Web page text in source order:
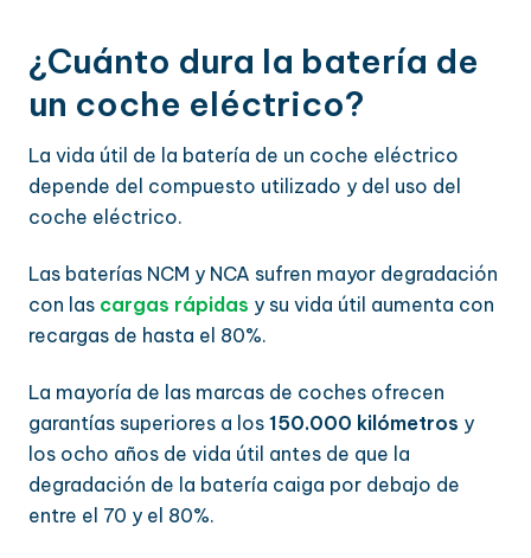
¿Cuánto dura la batería de
un coche eléctrico?
La vida útil de la batería de un coche eléctrico
depende del compuesto utilizado y del uso del
coche eléctrico.
Las baterías NCM y NCA sufren mayor degradación
con las cargas rápidas y su vida útil aumenta con
recargas de hasta el 80%.
La mayoría de las marcas de coches ofrecen
garantías superiores a los 150.000 kilómetros y
los ocho años de vida útil antes de que la
degradación de la batería caiga por debajo de
entre el 70 y el 80%.